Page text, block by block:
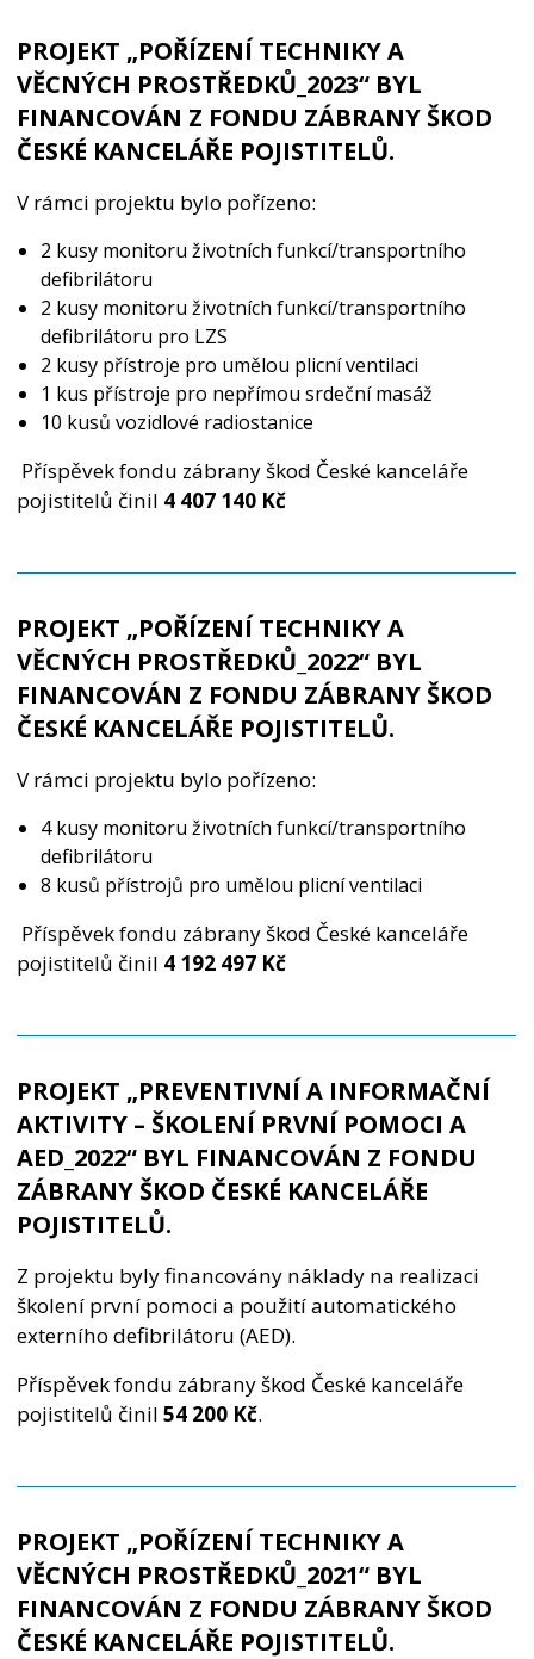
PROJEKT „POŘÍZENÍ TECHNIKY A
VĚCNÝCH PROSTŘEDKŮ_2023“ BYL
FINANCOVÁN Z FONDU ZÁBRANY ŠKOD
ČESKÉ KANCELÁŘE POJISTITELŮ.
V rámci projektu bylo pořízeno:
2 kusy monitoru životních funkcí/transportního
defibrilátoru
2 kusy monitoru životních funkcí/transportního
defibrilátoru pro LZS
2 kusy přístroje pro umělou plicní ventilaci
1 kus přístroje pro nepřímou srdeční masáž
10 kusů vozidlové radiostanice
Příspěvek fondu zábrany škod České kanceláře
pojistitelů činil 4 407 140 Kč
PROJEKT „POŘÍZENÍ TECHNIKY A
VĚCNÝCH PROSTŘEDKŮ_2022“ BYL
FINANCOVÁN Z FONDU ZÁBRANY ŠKOD
ČESKÉ KANCELÁŘE POJISTITELŮ.
V rámci projektu bylo pořízeno:
4 kusy monitoru životních funkcí/transportního
defibrilátoru
8 kusů přístrojů pro umělou plicní ventilaci
Příspěvek fondu zábrany škod České kanceláře
pojistitelů činil 4 192 497 Kč
PROJEKT „PREVENTIVNÍ A INFORMAČNÍ
AKTIVITY – ŠKOLENÍ PRVNÍ POMOCI A
AED_2022“ BYL FINANCOVÁN Z FONDU
ZÁBRANY ŠKOD ČESKÉ KANCELÁŘE
POJISTITELŮ.
Z projektu byly financovány náklady na realizaci
školení první pomoci a použití automatického
externího defibrilátoru (AED).
Příspěvek fondu zábrany škod České kanceláře
pojistitelů činil 54 200 Kč.
PROJEKT „POŘÍZENÍ TECHNIKY A
VĚCNÝCH PROSTŘEDKŮ_2021“ BYL
FINANCOVÁN Z FONDU ZÁBRANY ŠKOD
ČESKÉ KANCELÁŘE POJISTITELŮ.